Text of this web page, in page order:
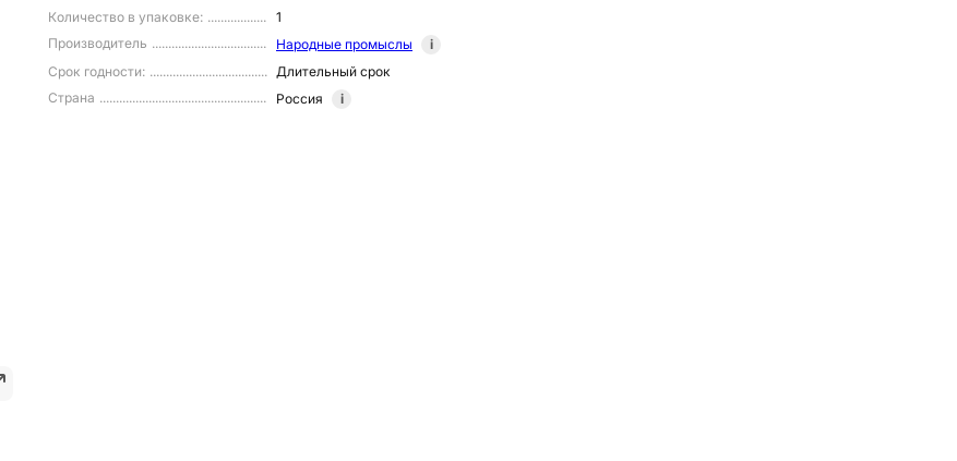
Количество в упаковке:
1
Производитель
Народные промыслы
i
Срок годности:
Длительный срок
Страна
Россия i